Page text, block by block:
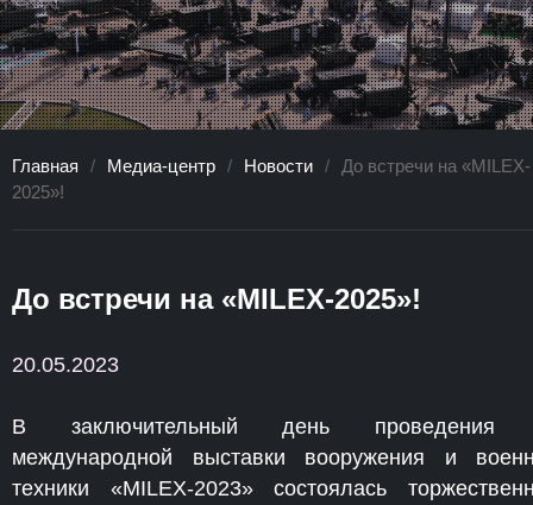
Главная / Медиа-центр / Новости /
До встречи на «MILEX-
2025»!
До встречи на «MILEX-2025»!
20.05.2023
В заключительный день проведения
международной выставки вооружения и
техники «MILEX-2023» состоялась